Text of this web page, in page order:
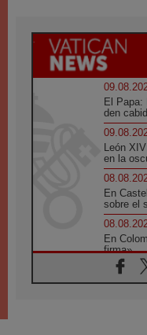
El Papa:
den
León
en la
En
sobre el
En
firma»
En